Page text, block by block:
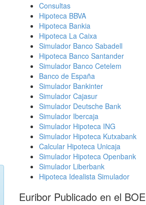
Consultas
Hipoteca BBVA
Hipoteca Bankia
Hipoteca La Caixa
Simulador Banco Sabadell
Hipoteca Banco Santander
Simulador Banco Cetelem
Banco de España
Simulador Bankinter
Simulador Cajasur
Simulador Deutsche Bank
Simulador Ibercaja
Simulador Hipoteca ING
Simulador Hipoteca Kutxabank
Calcular Hipoteca Unicaja
Simulador Hipoteca Openbank
Simulador Liberbank
Hipoteca Idealista Simulador
Euribor Publicado en el BOE